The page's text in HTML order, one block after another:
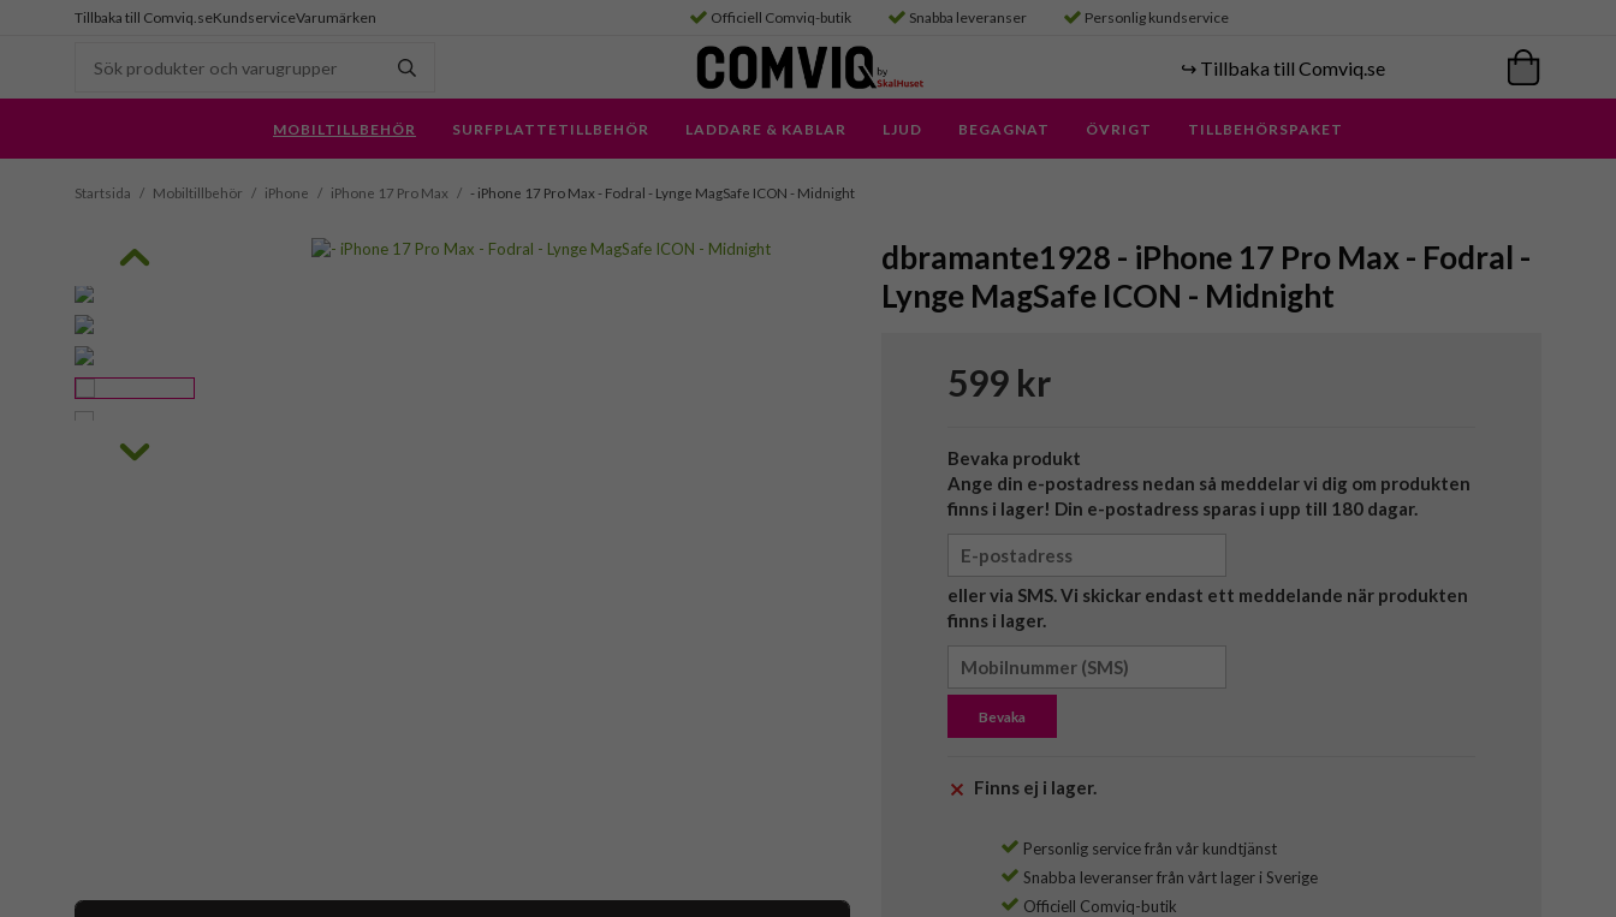
Tillbaka till Comviq.seKundserviceVarumärken Officiell Comviq-butik Snabba leveranser Personlig kundservice
↪️ Tillbaka till Comviq.se
MOBILTILLBEHÖR SURFPLATTETILLBEHÖR LADDARE & KABLAR LJUD BEGAGNAT ÖVRIGT TILLBEHÖRSPAKET
Startsida / Mobiltillbehör / iPhone / iPhone 17 Pro Max / - iPhone 17 Pro Max - Fodral - Lynge MagSafe ICON - Midnight
dbramante1928 - iPhone 17 Pro Max - Fodral -
Lynge MagSafe ICON - Midnight
599 kr
Bevaka produkt
Ange din e-postadress nedan så meddelar vi dig om produkten
finns i lager! Din e-postadress sparas i upp till 180 dagar.
eller via SMS. Vi skickar endast ett meddelande när produkten
finns i lager.
Bevaka
Finns ej i lager.
Personlig service från vår kundtjänst
Snabba leveranser från vårt lager i Sverige
Officiell Comviq-butik